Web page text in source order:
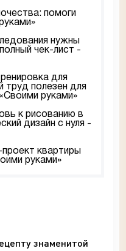
помоги
нужны
чек-лист -
для
труд полезен для
руками»
к рисованию в
дизайн с нуля -
квартиры
руками»
знаменитой